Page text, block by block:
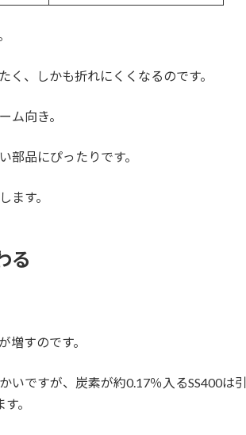
、しかも折れにくくなるのです。
ム向き。
部品にぴったりです。
ます。
る
すのです。
ですが、炭素が約0.17％入るSS400は引
。